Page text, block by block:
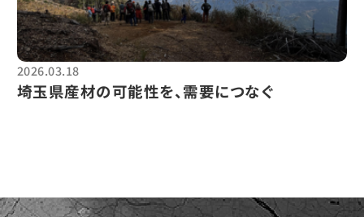
2026.03.18
埼玉県産材の可能性を、需要につなぐ